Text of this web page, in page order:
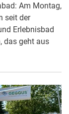
Am Montag,
seit der
Erlebnisbad
das geht aus